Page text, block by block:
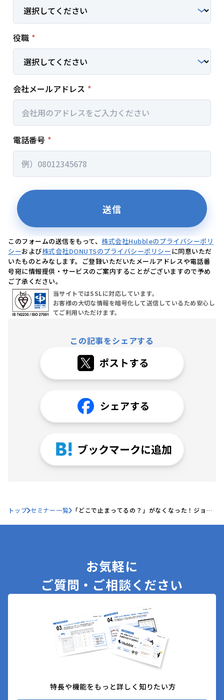
このフォームの送信をもって、 株式会社Hubbleのプライバシーポリ
シーおよび株式会社DONUTSのプライバシーポリシーに同意いただ
いたものとみなします。ご登録いただいたメールアドレスや電話番
号宛に情報提供・サービスのご案内することがございますので予め
ご了承ください。
当サイトではSSLに対応しています。
お客様の大切な情報を暗号化して送信しているため安心し
てご利用いただけます。
この記事をシェアする
トップ セミナー一覧 「どこで止まってるの？」がなくなった！ジョブ
お気軽に
ご質問・ご相談ください
特長や機能をもっと詳しく知りたい方